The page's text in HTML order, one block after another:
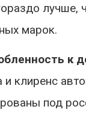
лучше,
марок.
к
и клиренс
под